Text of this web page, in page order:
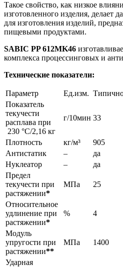
Такое свойство, как низкое
изготовленного изделия, делает
для изготовления изделий,
пищевыми продуктами.
SABIC PP 612MK46
комплекса процессинговых и
Технические показатели:
Параметр Ед.изм.
Показатель
текучести
расплава при
230 °С/2,16 кг
г/10мин 33
Плотность кг/м³ 905
Антистатик
– да
Нуклеатор
– да
Предел
текучести при
растяжении*
МПа 25
Относительное
удлинение при
растяжении*
% 4
Модуль
упругости при
растяжении**
МПа 1400
Ударная